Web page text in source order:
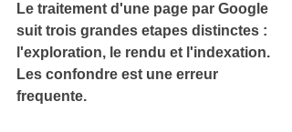
Le traitement d'une page par Google
suit trois grandes etapes distinctes :
l'exploration, le rendu et l'indexation.
Les confondre est une erreur
frequente.